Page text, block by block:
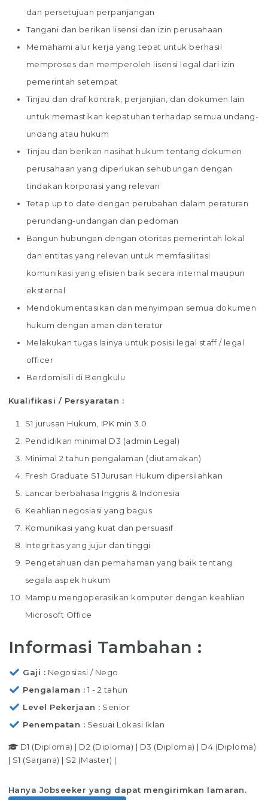
dan persetujuan perpanjangan
Tangani dan berikan lisensi dan izin perusahaan
Memahami alur kerja yang tepat untuk berhasil
memproses dan memperoleh lisensi legal dari izin
pemerintah setempat
Tinjau dan draf kontrak, perjanjian, dan dokumen lain
untuk memastikan kepatuhan terhadap semua undang-
undang atau hukum
Tinjau dan berikan nasihat hukum tentang dokumen
perusahaan yang diperlukan sehubungan dengan
tindakan korporasi yang relevan
Tetap up to date dengan perubahan dalam peraturan
perundang-undangan dan pedoman
Bangun hubungan dengan otoritas pemerintah lokal
dan entitas yang relevan untuk memfasilitasi
komunikasi yang efisien baik secara internal maupun
eksternal
Mendokumentasikan dan menyimpan semua dokumen
hukum dengan aman dan teratur
Melakukan tugas lainya untuk posisi legal staff / legal
officer
Berdomisili di Bengkulu
Kualifikasi / Persyaratan :
S1 jurusan Hukum, IPK min 3.0
Pendidikan minimal D3 (admin Legal)
Minimal 2 tahun pengalaman (diutamakan)
Fresh Graduate S1 Jurusan Hukum dipersilahkan
Lancar berbahasa Inggris & Indonesia
Keahlian negosiasi yang bagus
Komunikasi yang kuat dan persuasif
Integritas yang jujur ​​dan tinggi
Pengetahuan dan pemahaman yang baik tentang
segala aspek hukum
Mampu mengoperasikan komputer dengan keahlian
Microsoft Office
Informasi Tambahan :
Gaji
Negosiasi / Nego
Pengalaman
1 - 2 tahun
Level Pekerjaan
Senior
Penempatan
Sesuai Lokasi Iklan
D1 (Diploma) | D2 (Diploma) | D3 (Diploma) | D4 (Diploma)
| S1 (Sarjana) | S2 (Master) |
Hanya Jobseeker yang dapat mengirimkan lamaran.